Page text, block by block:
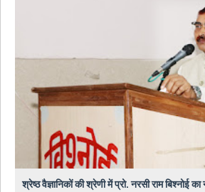
श्रेष्ठ वैज्ञानिकों की श्रेणी में प्रो. नरसी राम बिश्नोई